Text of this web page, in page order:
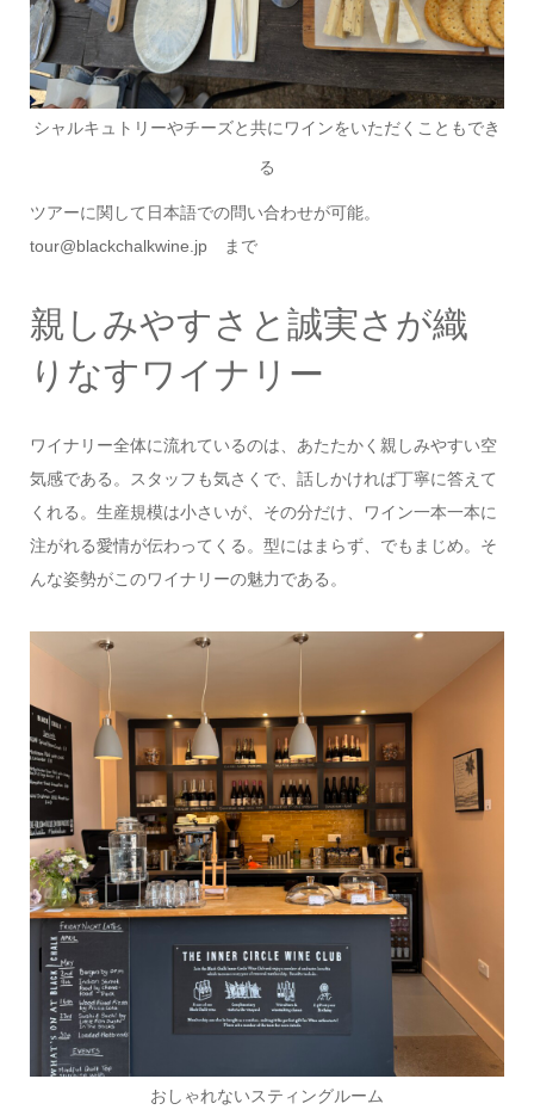
シャルキュトリーやチーズと共にワインをいただくこともでき
る
ツアーに関して日本語での問い合わせが可能。
tour@blackchalkwine.jp まで
親しみやすさと誠実さが織
りなすワイナリー
ワイナリー全体に流れているのは、あたたかく親しみやすい空
気感である。スタッフも気さくで、話しかければ丁寧に答えて
くれる。生産規模は小さいが、その分だけ、ワイン一本一本に
注がれる愛情が伝わってくる。型にはまらず、でもまじめ。そ
んな姿勢がこのワイナリーの魅力である。
おしゃれないスティングルーム